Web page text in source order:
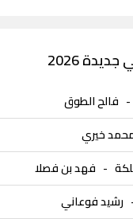
2026
- فالح الطوق
خيري
- فهد بن فصلا
رشيد فوعاني